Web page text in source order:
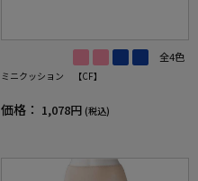
全4色
ミニクッション 【CF】
価格： 1,078円 (税込)